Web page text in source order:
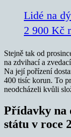
Lidé na
2 900 Kč
Stejně tak od
na zdvihací a
Na její pořízení
400 tisíc korun. To
neodcházeli kvůli
Přídavky na
státu v roce